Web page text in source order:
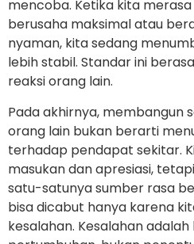
mencoba. Ketika kita
berusaha maksimal atau
nyaman, kita sedang
lebih stabil. Standar ini
reaksi orang lain.
Pada akhirnya, membangun
orang lain bukan berarti
terhadap pendapat sekitar.
masukan dan apresiasi,
satu-satunya sumber rasa
bisa dicabut hanya karena
kesalahan. Kesalahan